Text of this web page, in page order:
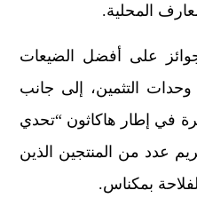
المحلية.
على أفضل الضيعات
وحدات التثمين، إلى جانب
في إطار هاكاثون “تحدي
عدد من المنتجين الذين
بمكناس.